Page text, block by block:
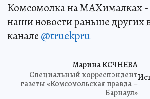
Комсомолка на MAXималках -
наши новости раньше других в
канале @truekpru
Марина КОЧНЕВА
Специальный корреспондент
газеты «Комсомольская правда –
Барнаул»